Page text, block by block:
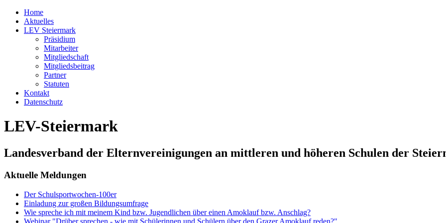
Home
Aktuelles
LEV Steiermark
Präsidium
Mitarbeiter
Mitgliedschaft
Mitgliedsbeitrag
Partner
Statuten
Kontakt
Datenschutz
LEV-Steiermark
Landesverband der Elternvereinigungen an mittleren und höheren Schulen der
Aktuelle Meldungen
Der Schulsportwochen-100er
Einladung zur großen Bildungsumfrage
Wie spreche ich mit meinem Kind bzw. Jugendlichen über einen Amoklauf bzw. Anschlag?
Webinar "Drüber sprechen - wie mit Schülerinnen und Schülern über den Grazer Amoklauf reden?"